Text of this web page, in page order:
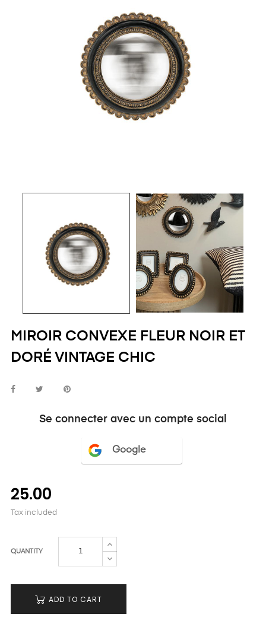
MIROIR CONVEXE FLEUR NOIR ET
DORÉ VINTAGE CHIC
Se connecter avec un compte social
Google
25.00
Tax included
QUANTITY
ADD TO CART